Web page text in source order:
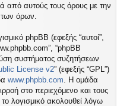
από αυτούς τους όρους με την
όρων.
phpBB (εφεξής “αυτοί”,
“phpBB
συστήματος συζητήσεων
License v2” (εφεξής “GPL”)
www.phpbb.com . Η ομάδα
στο περιεχόμενο και τους
λογισμικό ακολουθεί λόγω